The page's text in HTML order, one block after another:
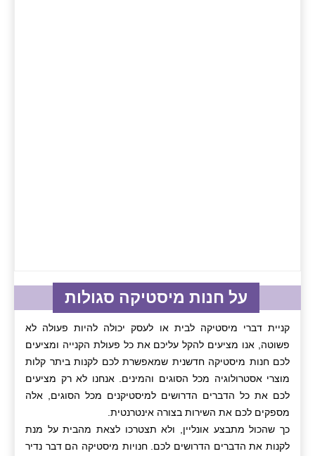
על חנות מיסטיקה סגולות
קניית דברי מיסטיקה לבית או לעסק יכולה להיות פעולה לא
פשוטה, אנו מציעים להקל עליכם את כל פעולת הקנייה ומציעים
לכם חנות מיסטיקה חדשנית שמאפשרת לכם לקנות ביתר קלות
מוצרי אסטרולוגיה מכל הסוגים והמינים. אנחנו לא רק מציעים
לכם את כל הדברים הדרושים למיסטיקנים מכל הסוגים, אלה
מספקים לכם את השירות בצורה אינטרנטית.
כך שהכול מתבצע אונליין, ולא תצטרכו לצאת מהבית על מנת
לקנות את הדברים הדרושים לכם. חנויות מיסטיקה הם דבר נדיר